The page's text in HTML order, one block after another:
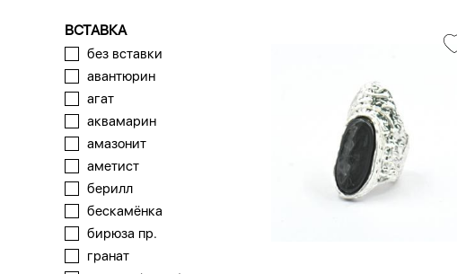
ВСТАВКА
без вставки
авантюрин
агат
аквамарин
амазонит
аметист
берилл
бескамёнка
бирюза пр.
гранат